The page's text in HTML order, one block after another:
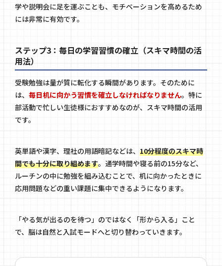
学や説明会に足を運ぶことも、モチベーションを高めるため
には非常に有効です。
ステップ3：毎日の学習習慣の確立（スキマ時間の活
用法）
受験勉強は量が質に転化する瞬間があります。そのために
は、 毎日机に向かう習慣を確立しなければなりません。特に
部活動で忙しい生徒様におすすめなのが、スキマ時間の活用
です。
英単語や漢字、理社の用語暗記などは、 10分程度のスキマ時
間でも十分に取り組めます。通学時間や寝る前の15分など、
ルーチンの中に勉強を組み込むことで、机に向かったときに
応用問題などの重い課題に集中できるようになります。
「やる気が出るのを待つ」のではなく「形から入る」こと
で、脳は自然と入試モードへと切り替わっていきます。